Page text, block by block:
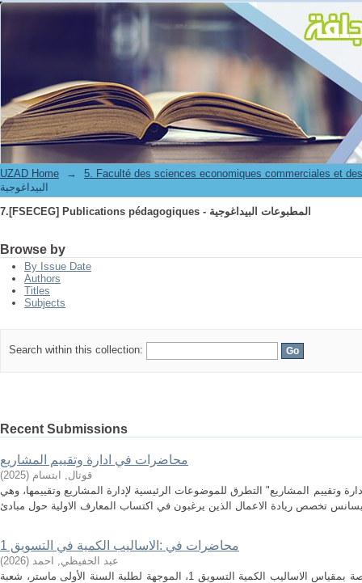
7.[FSECEG] Publications pédagogiques - المطبوعات البيداغوجية
UZAD Home →
5. Faculté des sciences economiques commerciales et
البيداغوجية
7.[FSECEG] Publications pédagogiques - المطبوعات البيداغوجية
Browse by
By Issue Date
Authors
Titles
Subjects
Search within this collection:
Recent Submissions
محاضرات في ادارة وتقييم المشاريع
قوتال, ابتسام (
2025
)
وتقييم المشاريع" التطرق للموضوعات الرئيسية لإدارة المشاريع وتقييمها، وهي
محاضرات في :الاساليب الكمية في التسويق 1
عبد الحفيظي, احمد (
2026
)
هذه المطبوعة هي مجموعة محاضرات خاصة بمقياس الاساليب الكمية التسويق 1، الموجهة لطلبة السنة الأولى ماستر، شعبة